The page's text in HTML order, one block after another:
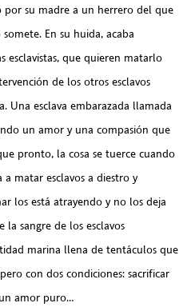
por su madre a un herrero del que
En su huida, acaba
esclavistas, que quieren matarlo
de los otros esclavos
Una esclava embarazada llamada
un amor y una compasión que
pronto, la cosa se tuerce cuando
matar esclavos a diestro y
los está atrayendo y no los deja
la sangre de los esclavos
marina llena de tentáculos que
con dos condiciones: sacrificar
amor puro…